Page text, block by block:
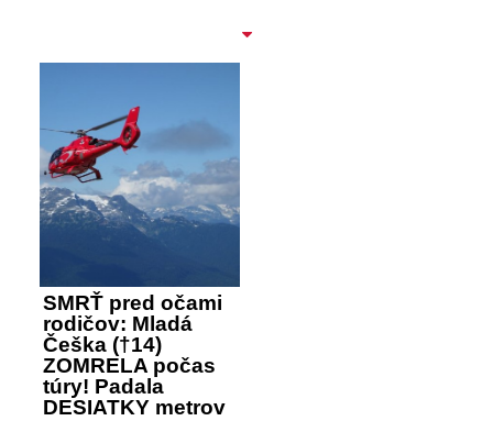
SMRŤ pred očami
rodičov: Mladá
Češka (†14)
ZOMRELA počas
túry! Padala
DESIATKY metrov